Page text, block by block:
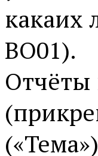
какаих
BO01).
Отчёты